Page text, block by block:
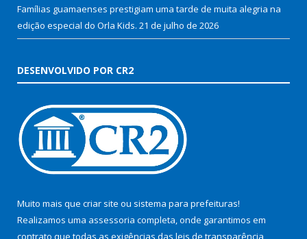
Famílias guamaenses prestigiam uma tarde de muita alegria na
edição especial do Orla Kids. 21 de julho de 2026
DESENVOLVIDO POR CR2
Muito mais que criar site ou sistema para prefeituras!
Realizamos uma assessoria completa, onde garantimos em
contrato que todas as exigências das leis de transparência